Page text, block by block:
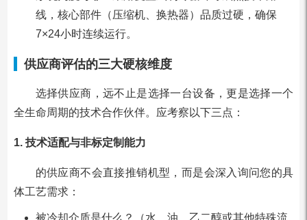
线，核心部件（压缩机、换热器）品质过硬，确保
7×24小时连续运行。
供应商评估的三大硬核维度
选择供应商，远不止是选择一台设备，更是选择一个
全生命周期的技术合作伙伴。应考察以下三点：
1. 技术适配与非标定制能力
的供应商不会直接推销机型，而是会深入询问您的具
体工艺需求：